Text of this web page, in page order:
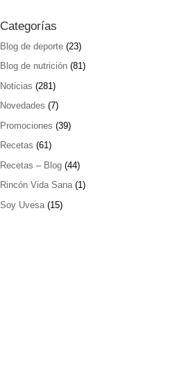
Categorías
Blog de deporte (23)
Blog de nutrición (81)
Noticias (281)
Novedades (7)
Promociones (39)
Recetas (61)
Recetas – Blog (44)
Rincón Vida Sana(1)
Soy Uvesa (15)